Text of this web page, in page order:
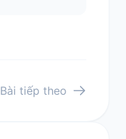
Bài tiếp theo